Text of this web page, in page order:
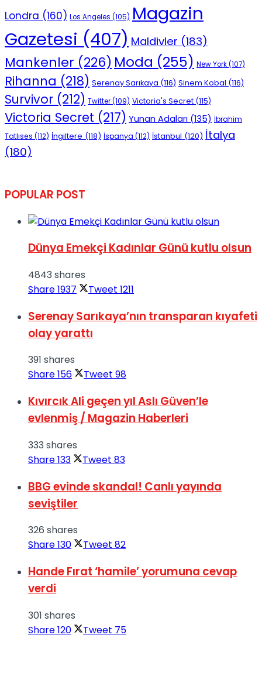
Londra (160) Los Angeles (105) Magazin
Gazetesi (407) Maldivler (183)
Mankenler (226) Moda (255) New York(107)
Rihanna (218) Serenay Sarıkaya (116) Sinem Kobal (116)
Survivor (212) Twitter(109) Victoria's Secret (115)
Victoria Secret (217) Yunan Adaları (135) İbrahim
Tatlıses (112) İngiltere (118) İspanya (112) İstanbul (120) İtalya
(180)
POPULAR POST
Dünya Emekçi Kadınlar Günü kutlu olsun
4843 shares
Share1937 Tweet 1211
Serenay Sarıkaya’nın transparan kıyafeti
olay yarattı
391 shares
Share156 Tweet 98
Kıvırcık Ali geçen yıl Aslı Güven’le
evlenmiş / Magazin Haberleri
333 shares
Share133 Tweet 83
BBG evinde skandal! Canlı yayında
seviştiler
326 shares
Share130 Tweet 82
Hande Fırat ‘hamile’ yorumuna cevap
verdi
301 shares
Share120 Tweet 75